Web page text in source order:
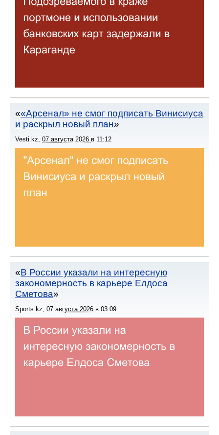
«Арсенал» не смог подписать Винисиуса
и раскрыл новый план
Vesti.kz, 07 августа 2026 в 11:12
В России указали на интересную
закономерность в карьере Елдоса
Сметова
Sports.kz 07 августа 2026 в 03:09